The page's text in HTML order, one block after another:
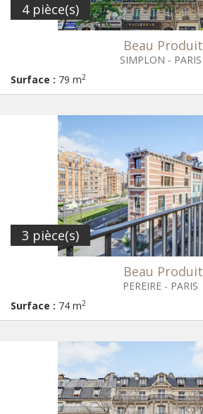
4 pièce(s)
Beau Produit
SIMPLON - PARIS
Surface : 79 m2
3 pièce(s)
Beau Produit
PEREIRE - PARIS
Surface : 74 m2